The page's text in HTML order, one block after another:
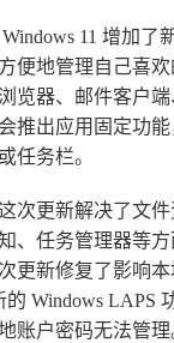
11 增加了
便地管理自己喜
览器、邮件客户端
推出应用固定功
任务栏。
次更新解决了文
、任务管理器等
更新修复了影响
Windows LAPS
账户密码无法管